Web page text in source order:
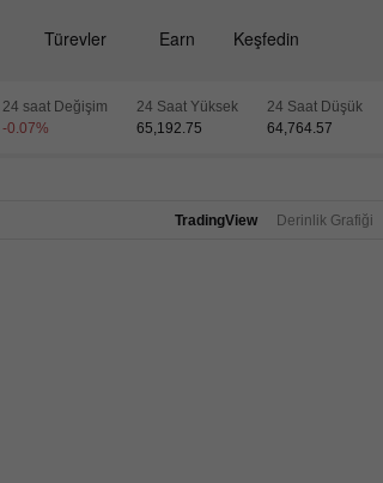
Türevler Earn Keşfedin
24 saat Değişim
-0.07%
24 Saat Yüksek
65,192.75
24 Saat Düşük
64,764.57
TradingView Derinlik Grafiği